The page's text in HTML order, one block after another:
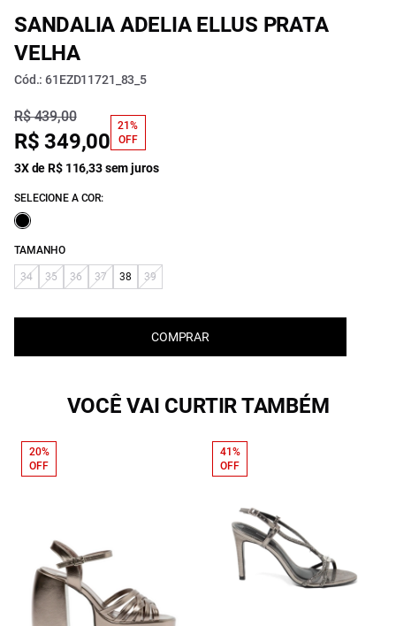
SANDALIA ADELIA ELLUS PRATA
VELHA
Cód.: 61EZD11721_83_5
R$ 439,00
R$ 349,00
21%
OFF
3X de R$ 116,33 sem juros
SELECIONE A COR:
TAMANHO
34 35 36 37 38 39
COMPRAR
VOCÊ VAI CURTIR TAMBÉM
20%
OFF
41%
OFF